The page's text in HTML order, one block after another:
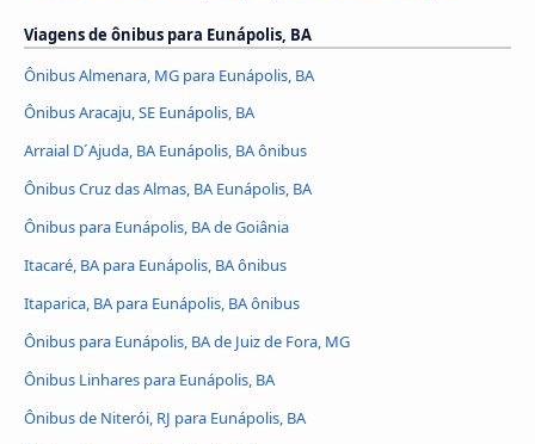
Viagens de ônibus para Eunápolis, BA
Ônibus Almenara, MG para Eunápolis, BA
Ônibus Aracaju, SE Eunápolis, BA
Arraial D´Ajuda, BA Eunápolis, BA ônibus
Ônibus Cruz das Almas, BA Eunápolis, BA
Ônibus para Eunápolis, BA de Goiânia
Itacaré, BA para Eunápolis, BA ônibus
Itaparica, BA para Eunápolis, BA ônibus
Ônibus para Eunápolis, BA de Juiz de Fora, MG
Ônibus Linhares para Eunápolis, BA
Ônibus de Niterói, RJ para Eunápolis, BA